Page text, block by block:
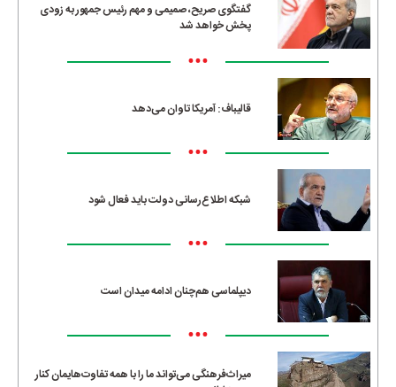
گفتگوی صریح، صمیمی و مهم رئیس جمهور به زودی
پخش خواهد شد
•••
قالیباف: آمریکا تاوان می‌دهد
•••
شبکه اطلاع‌رسانی دولت باید فعال شود
•••
دیپلماسی هم‌چنان ادامه میدان است
•••
میراث‌فرهنگی می‌تواند ما را با همه تفاوت‌هایمان کنار